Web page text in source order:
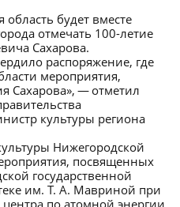
будет вместе
отмечать 100-летие
Сахарова.
распоряжение, где
мероприятия,
Сахарова», — отметил
культуры региона
Нижегородской
посвященных
государственной
им. Т. А. Мавриной при